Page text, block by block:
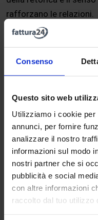
Consenso
Questo sito web
Utilizziamo i cookie
annunci, per fornire
analizzare il nostro
informazioni sul modo
nostri partner che si
pubblicità e social
con altre informazioni
raccolto dal tuo utilizzo
rafforzano le relazioni.
Parlare con voce
marketing, ma una
comunità della rete.
condividono interessi e
Il manifesto sostiene
veromercato dove le
essere rilevanti
stakeholder, creano
Un’azienda che
rischia di perdere il